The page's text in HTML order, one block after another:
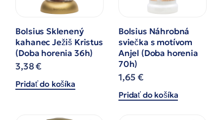
Bolsius Sklenený
kahanec Ježiš Kristus
(Doba horenia 36h)
3,38€
Pridať do košíka
Bolsius Náhrobná
sviečka s motívom
Anjel (Doba horenia
70h)
1,65€
Pridať do košíka